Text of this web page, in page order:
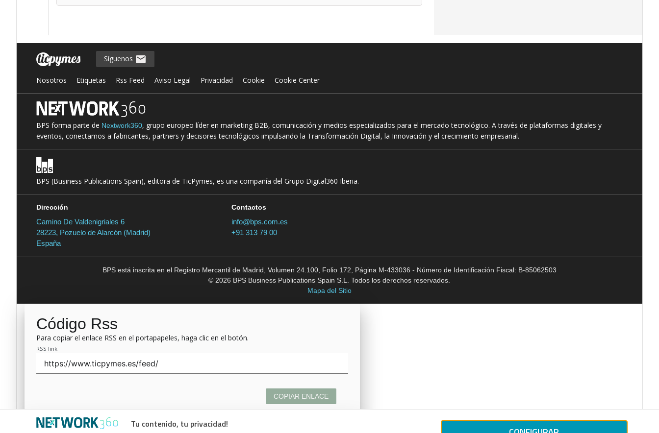
Tu contenido, tu privacidad!
Síguenos
Nosotros Etiquetas Rss Feed Aviso Legal Privacidad Cookie Cookie Center
BPS forma parte de Nextwork360, grupo europeo líder en marketing B2B, comunicación y medios especializados para el mercado tecnológico. A través de plataformas digitales y
eventos, conectamos a fabricantes, partners y decisores tecnológicos impulsando la Transformación Digital, la Innovación y el crecimiento empresarial.
BPS (Business Publications Spain), editora de TicPymes, es una compañía del Grupo Digital360 Iberia.
Dirección
Camino De Valdenigriales 6
28223, Pozuelo de Alarcón (Madrid)
España
Contactos
info@bps.com.es
+91 313 79 00
BPS está inscrita en el Registro Mercantil de Madrid, Volumen 24.100, Folio 172, Página M-433036 - Número de Identificación Fiscal: B-85062503
© 2026 BPS Business Publications Spain S.L. Todos los derechos reservados.
Mapa del Sitio
Código Rss
Para copiar el enlace RSS en el portapapeles, haga clic en el botón.
RSS link
COPIAR ENLACE